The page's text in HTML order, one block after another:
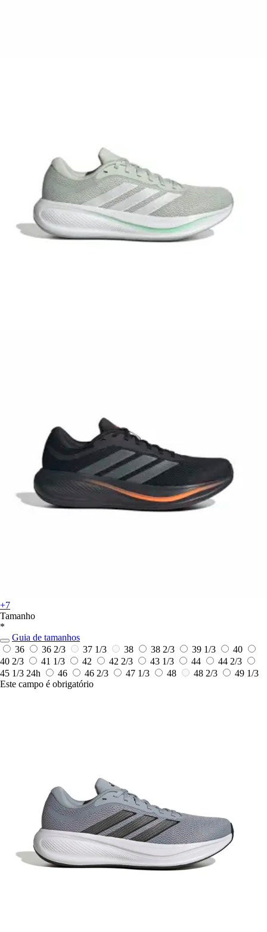
+7
Tamanho
*
Guia de tamanhos
36
36 2/3 37 1/3 38 38 2/3 39 1/3
40
40 2/3
41 1/3 42 42 2/3 43 1/3 44
44 2/3
45 1/3 24h 46 46 2/3 47 1/3 48 48 2/3
49 1/3
Este campo é obrigatório